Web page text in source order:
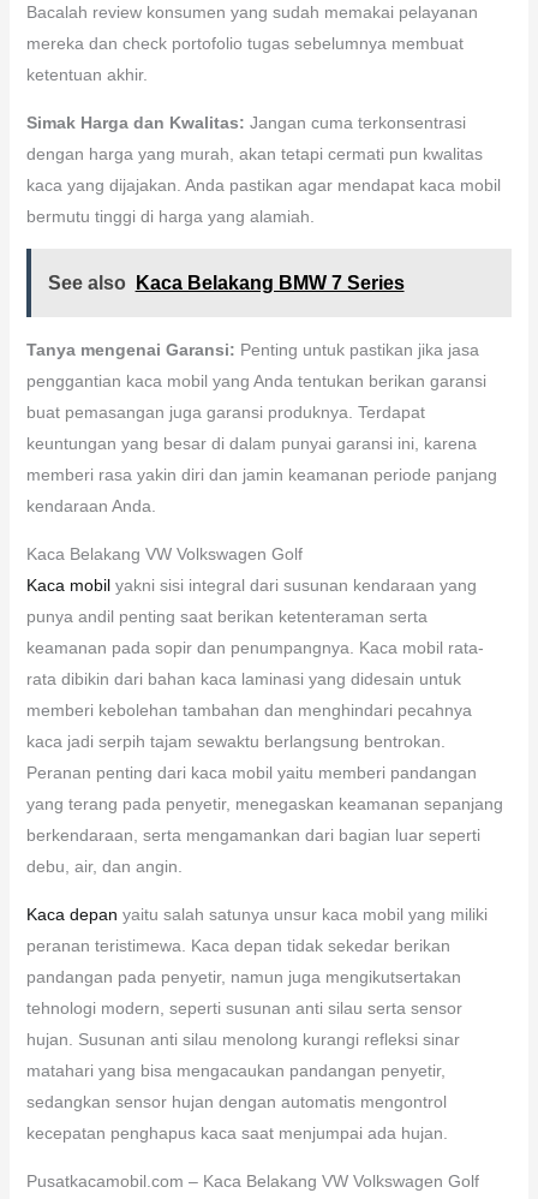
Bacalah review konsumen yang sudah memakai pelayanan
mereka dan check portofolio tugas sebelumnya membuat
ketentuan akhir.
Simak Harga dan Kwalitas: Jangan cuma terkonsentrasi
dengan harga yang murah, akan tetapi cermati pun kwalitas
kaca yang dijajakan. Anda pastikan agar mendapat kaca mobil
bermutu tinggi di harga yang alamiah.
See also Kaca Belakang BMW 7 Series
Tanya mengenai Garansi: Penting untuk pastikan jika jasa
penggantian kaca mobil yang Anda tentukan berikan garansi
buat pemasangan juga garansi produknya. Terdapat
keuntungan yang besar di dalam punyai garansi ini, karena
memberi rasa yakin diri dan jamin keamanan periode panjang
kendaraan Anda.
Kaca Belakang VW Volkswagen Golf
Kaca mobilyakni sisi integral dari susunan kendaraan yang
punya andil penting saat berikan ketenteraman serta
keamanan pada sopir dan penumpangnya. Kaca mobil rata-
rata dibikin dari bahan kaca laminasi yang didesain untuk
memberi kebolehan tambahan dan menghindari pecahnya
kaca jadi serpih tajam sewaktu berlangsung bentrokan.
Peranan penting dari kaca mobil yaitu memberi pandangan
yang terang pada penyetir, menegaskan keamanan sepanjang
berkendaraan, serta mengamankan dari bagian luar seperti
debu, air, dan angin.
Kaca depan yaitu salah satunya unsur kaca mobil yang miliki
peranan teristimewa. Kaca depan tidak sekedar berikan
pandangan pada penyetir, namun juga mengikutsertakan
tehnologi modern, seperti susunan anti silau serta sensor
hujan. Susunan anti silau menolong kurangi refleksi sinar
matahari yang bisa mengacaukan pandangan penyetir,
sedangkan sensor hujan dengan automatis mengontrol
kecepatan penghapus kaca saat menjumpai ada hujan.
Pusatkacamobil.com – Kaca Belakang VW Volkswagen Golf